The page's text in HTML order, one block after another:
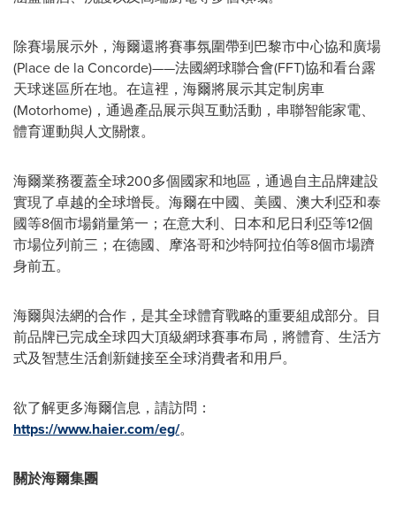
除賽場展示外，海爾還將賽事氛圍帶到巴黎市中心協和廣場
(Place de la Concorde)——法國網球聯合會(FFT)協和看台露
天球迷區所在地。在這裡，海爾將展示其定制房車
(Motorhome)，通過產品展示與互動活動，串聯智能家電、
體育運動與人文關懷。
海爾業務覆蓋全球200多個國家和地區，通過自主品牌建設
實現了卓越的全球增長。海爾在中國、美國、澳大利亞和泰
國等8個市場銷量第一；在意大利、日本和尼日利亞等12個
市場位列前三；在德國、摩洛哥和沙特阿拉伯等8個市場躋
身前五。
海爾與法網的合作，是其全球體育戰略的重要組成部分。目
前品牌已完成全球四大頂級網球賽事布局，將體育、生活方
式及智慧生活創新鏈接至全球消費者和用戶。
欲了解更多海爾信息，請訪問：
https://www.haier.com/eg/。
關於海爾集團